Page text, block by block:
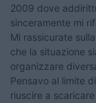
2009 dove
sinceramente mi
Mi rassicurate
che la situazione
organizzare
Pensavo al limite
riuscire a